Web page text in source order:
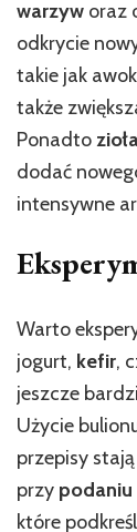
warzyw oraz
odkrycie
takie jak
także
Ponadto
dodać
intensywne
Warto
jogurt, kefir,
jeszcze
Użycie
przepisy
przy podaniu
które